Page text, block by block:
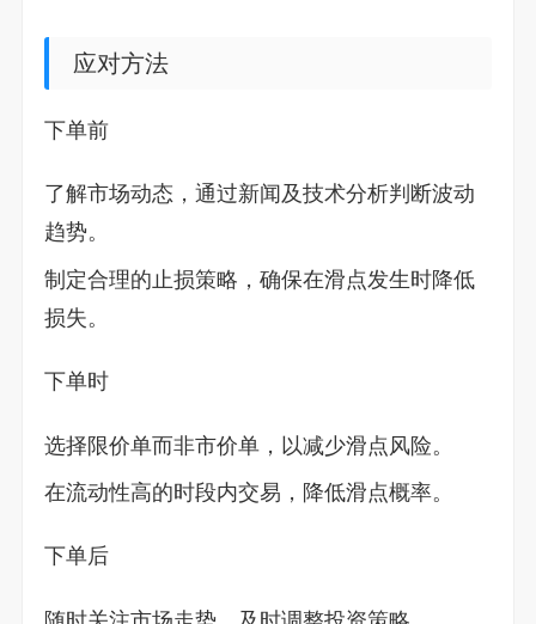
应对方法
下单前
了解市场动态，通过新闻及技术分析判断波动
趋势。
制定合理的止损策略，确保在滑点发生时降低
损失。
下单时
选择限价单而非市价单，以减少滑点风险。
在流动性高的时段内交易，降低滑点概率。
下单后